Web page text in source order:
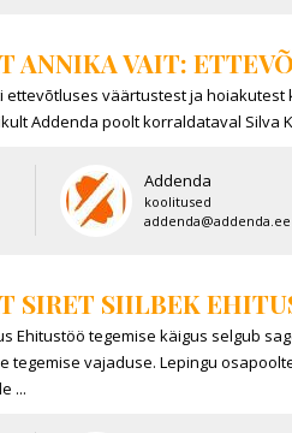
ANNIKA VAIT:
ettevõtluses väärtustest ja
Addenda poolt korraldataval Silva
Addenda
koolitused
addenda@addenda.ee
SIRET SIILBEK
Ehitustöö tegemise käigus selgub
tegemise vajaduse. Lepingu
...